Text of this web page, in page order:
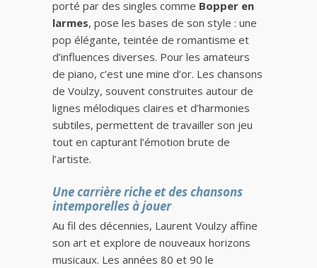
porté par des singles comme Bopper en
larmes, pose les bases de son style : une
pop élégante, teintée de romantisme et
d’influences diverses. Pour les amateurs
de piano, c’est une mine d’or. Les chansons
de Voulzy, souvent construites autour de
lignes mélodiques claires et d’harmonies
subtiles, permettent de travailler son jeu
tout en capturant l’émotion brute de
l’artiste.
Une carrière riche et des chansons
intemporelles à jouer
Au fil des décennies, Laurent Voulzy affine
son art et explore de nouveaux horizons
musicaux. Les années 80 et 90 le